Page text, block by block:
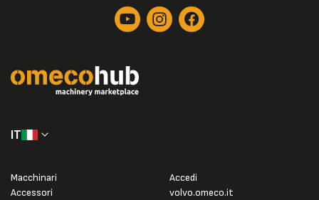
IT
Macchinari
Accessori
Accedi
volvo.omeco.it